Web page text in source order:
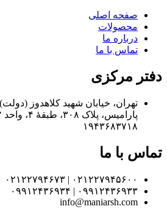
صفحه اصلی
محصولات
درباره ما
تماس با ما
دفتر مرکزی
تهران، خیابان شهید کلاهدوز
۱۹۴۳۶۸۳۷۱۸
تماس با ما
۰۲۱۲۲۷۹۴۵۶۰۰ | ۰۲۱۲۲۷۹۴۶۷۳
۰۹۹۱۲۴۳۶۹۳۳ | ۰۹۹۱۲۴۳۶۹۳۴
info@maniarsh.com